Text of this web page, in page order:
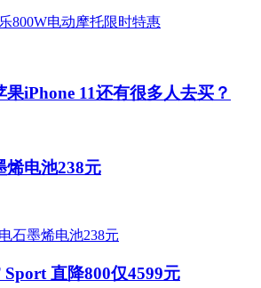
果iPhone 11还有很多人去买？
烯电池238元
直降800仅4599元